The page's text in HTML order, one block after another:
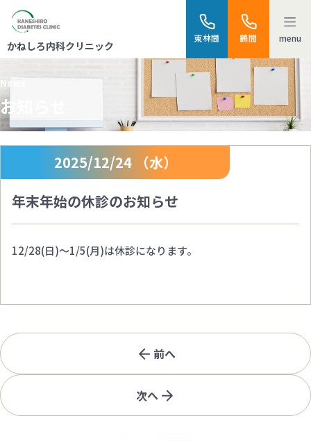
かねしろ内科クリニック
東林間 鶴間 menu
News
お知らせ
2025/12/24 （水）
年末年始の休診のお知らせ
12/28(日)～1/5(月)は休診になります。
前へ
次へ